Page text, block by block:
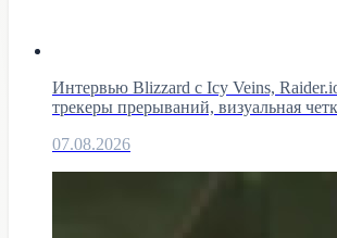
Интервью Blizzard с Icy Veins,
трекеры прерываний, визуальная
07.08.2026